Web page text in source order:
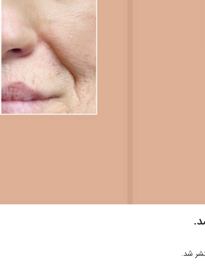
شد.